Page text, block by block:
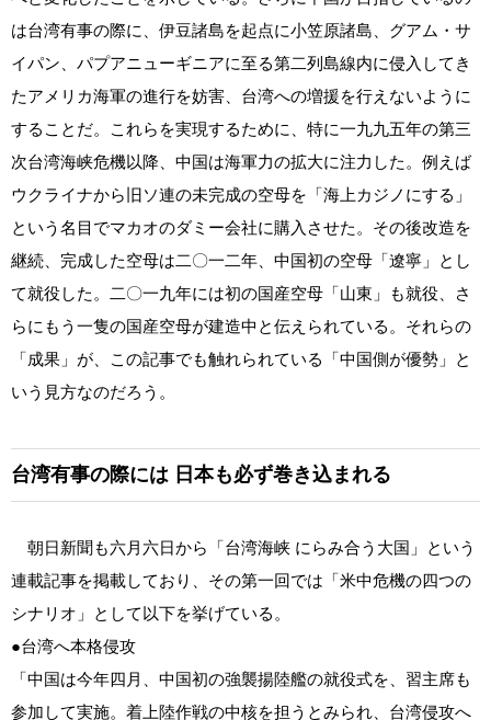
は台湾有事の際に、伊豆諸島を起点に小笠原諸島、グアム・サ
イパン、パプアニューギニアに至る第二列島線内に侵入してき
たアメリカ海軍の進行を妨害、台湾への増援を行えないように
することだ。これらを実現するために、特に一九九五年の第三
次台湾海峡危機以降、中国は海軍力の拡大に注力した。例えば
ウクライナから旧ソ連の未完成の空母を「海上カジノにする」
という名目でマカオのダミー会社に購入させた。その後改造を
継続、完成した空母は二〇一二年、中国初の空母「遼寧」とし
て就役した。二〇一九年には初の国産空母「山東」も就役、さ
らにもう一隻の国産空母が建造中と伝えられている。それらの
「成果」が、この記事でも触れられている「中国側が優勢」と
いう見方なのだろう。
台湾有事の際には 日本も必ず巻き込まれる
朝日新聞も六月六日から「台湾海峡 にらみ合う大国」という
連載記事を掲載しており、その第一回では「米中危機の四つの
シナリオ」として以下を挙げている。
●台湾へ本格侵攻
「中国は今年四月、中国初の強襲揚陸艦の就役式を、習主席も
参加して実施。着上陸作戦の中核を担うとみられ、台湾侵攻へ